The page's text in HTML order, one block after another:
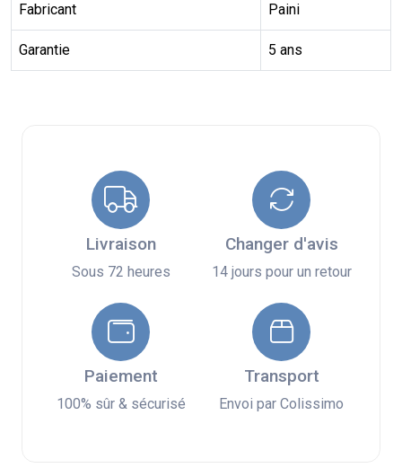
Fabricant Paini
Garantie 5 ans
Livraison
Sous 72 heures
Changer d'avis
14 jours pour un retour
Paiement
100% sûr & sécurisé
Transport
Envoi par Colissimo